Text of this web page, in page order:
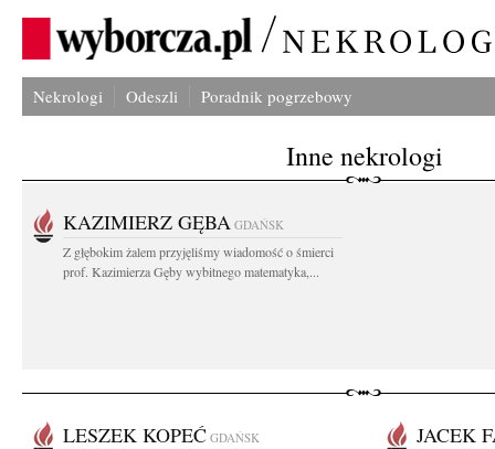
Nekrologi Odeszli Poradnik pogrzebowy
Inne nekrologi
KAZIMIERZ GĘBA GDAŃSK
Z głębokim żalem przyjęliśmy wiadomość o śmierci
prof. Kazimierza Gęby wybitnego matematyka,...
LESZEK KOPEĆ GDAŃSK JACEK